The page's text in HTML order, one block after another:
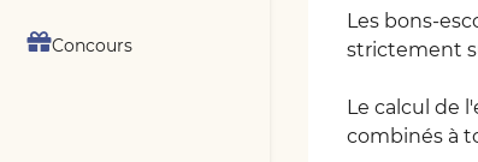
Concours
Les bons-
strictement
Le calcul de
combinés à